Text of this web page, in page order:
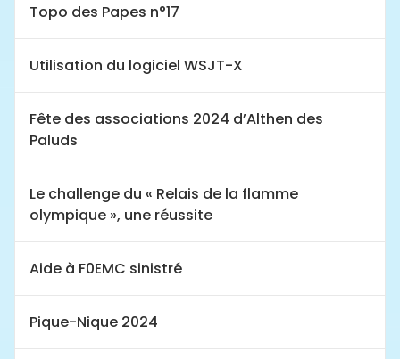
Topo des Papes n°17
Utilisation du logiciel WSJT-X
Fête des associations 2024 d’Althen des
Paluds
Le challenge du « Relais de la flamme
olympique », une réussite
Aide à F0EMC sinistré
Pique-Nique 2024